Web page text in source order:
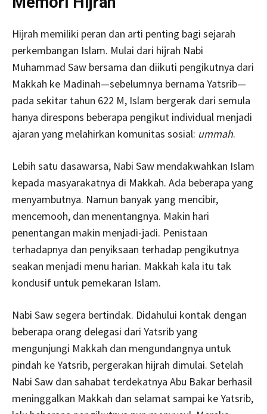
Hijrah memiliki peran dan arti penting bagi sejarah
perkembangan Islam. Mulai dari hijrah Nabi
Muhammad Saw bersama dan diikuti pengikutnya dari
Makkah ke Madinah—sebelumnya bernama Yatsrib—
pada sekitar tahun 622 M, Islam bergerak dari semula
hanya direspons beberapa pengikut individual menjadi
ajaran yang melahirkan komunitas sosial: ummah.
Lebih satu dasawarsa, Nabi Saw mendakwahkan Islam
kepada masyarakatnya di Makkah. Ada beberapa yang
menyambutnya. Namun banyak yang mencibir,
mencemooh, dan menentangnya. Makin hari
penentangan makin menjadi-jadi. Penistaan
terhadapnya dan penyiksaan terhadap pengikutnya
seakan menjadi menu harian. Makkah kala itu tak
kondusif untuk pemekaran Islam.
Nabi Saw segera bertindak. Didahului kontak dengan
beberapa orang delegasi dari Yatsrib yang
mengunjungi Makkah dan mengundangnya untuk
pindah ke Yatsrib, pergerakan hijrah dimulai. Setelah
Nabi Saw dan sahabat terdekatnya Abu Bakar berhasil
meninggalkan Makkah dan selamat sampai ke Yatsrib,